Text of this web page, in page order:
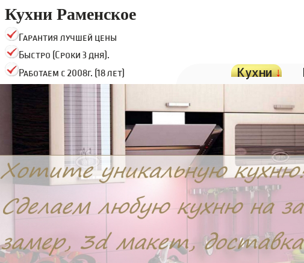
Кухни Раменское
Гарантия лучшей цены
Быстро (Сроки 3 дня).
Работаем с 2008г. (18 лет)
Кухни↓